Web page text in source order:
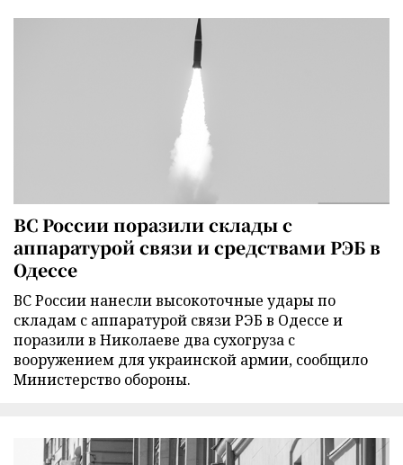
ВС России поразили склады с
аппаратурой связи и средствами РЭБ в
Одессе
ВС России нанесли высокоточные удары по
складам с аппаратурой связи РЭБ в Одессе и
поразили в Николаеве два сухогруза с
вооружением для украинской армии, сообщило
Министерство обороны.